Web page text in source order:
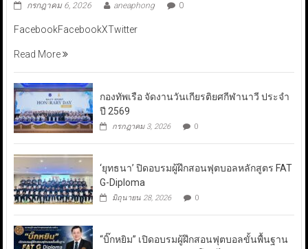
กรกฎาคม 6, 2026 aneaphong 0
FacebookFacebookXTwitter
Read More
กองทัพเรือ จัดงานวันเกียรติยศกีฬานาวี ประจำ
ปี 2569
กรกฎาคม 3, 2026 0
‘ยุทธนา’ ปิดอบรมผู้ฝึกสอนฟุตบอลหลักสูตร FAT
G-Diploma
มิถุนายน 28, 2026 0
“บิ๊กหยิม” เปิดอบรมผู้ฝึกสอนฟุตบอลขั้นพื้นฐาน